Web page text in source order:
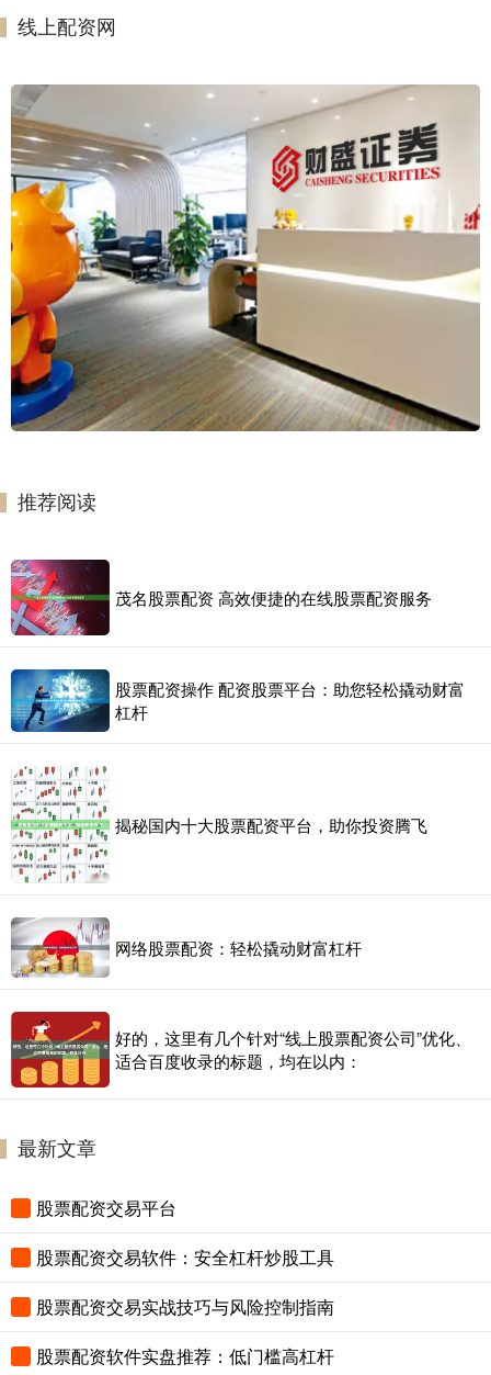
线上配资网
推荐阅读
茂名股票配资 高效便捷的在线股票配资服务
股票配资操作 配资股票平台：助您轻松撬动财富
杠杆
揭秘国内十大股票配资平台，助你投资腾飞
网络股票配资：轻松撬动财富杠杆
好的，这里有几个针对“线上股票配资公司”优化、
适合百度收录的标题，均在以内：
最新文章
股票配资交易平台
股票配资交易软件：安全杠杆炒股工具
股票配资交易实战技巧与风险控制指南
股票配资软件实盘推荐：低门槛高杠杆